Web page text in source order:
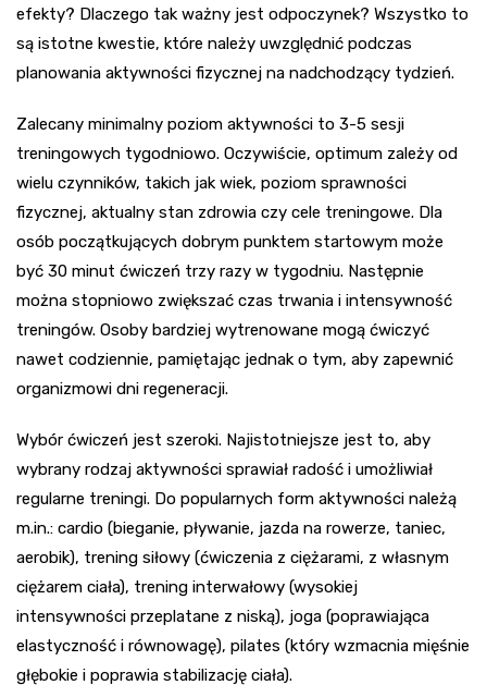
efekty? Dlaczego tak ważny jest odpoczynek? Wszystko to
są istotne kwestie, które należy uwzględnić podczas
planowania aktywności fizycznej na nadchodzący tydzień.
Zalecany minimalny poziom aktywności to 3-5 sesji
treningowych tygodniowo. Oczywiście, optimum zależy od
wielu czynników, takich jak wiek, poziom sprawności
fizycznej, aktualny stan zdrowia czy cele treningowe. Dla
osób początkujących dobrym punktem startowym może
być 30 minut ćwiczeń trzy razy w tygodniu. Następnie
można stopniowo zwiększać czas trwania i intensywność
treningów. Osoby bardziej wytrenowane mogą ćwiczyć
nawet codziennie, pamiętając jednak o tym, aby zapewnić
organizmowi dni regeneracji.
Wybór ćwiczeń jest szeroki. Najistotniejsze jest to, aby
wybrany rodzaj aktywności sprawiał radość i umożliwiał
regularne treningi. Do popularnych form aktywności należą
m.in.: cardio (bieganie, pływanie, jazda na rowerze, taniec,
aerobik), trening siłowy (ćwiczenia z ciężarami, z własnym
ciężarem ciała), trening interwałowy (wysokiej
intensywności przeplatane z niską), joga (poprawiająca
elastyczność i równowagę), pilates (który wzmacnia mięśnie
głębokie i poprawia stabilizację ciała).